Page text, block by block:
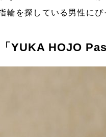
輪を探している男性にぴ
YUKA HOJO